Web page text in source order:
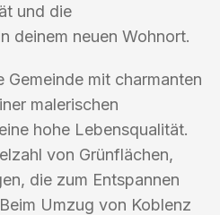
und die
deinem neuen Wohnort.
Gemeinde mit charmanten
malerischen
hohe Lebensqualität.
von Grünflächen,
die zum Entspannen
Umzug von Koblenz